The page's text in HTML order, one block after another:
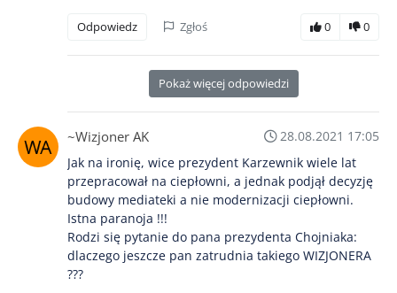
Odpowiedz Zgłoś 0 0
Pokaż więcej odpowiedzi
~Wizjoner AK
28.08.2021 17:05
Jak na ironię, wice prezydent Karzewnik wiele lat
przepracował na ciepłowni, a jednak podjął decyzję
budowy mediateki a nie modernizacji ciepłowni.
Istna paranoja !!!
Rodzi się pytanie do pana prezydenta Chojniaka:
dlaczego jeszcze pan zatrudnia takiego WIZJONERA
???